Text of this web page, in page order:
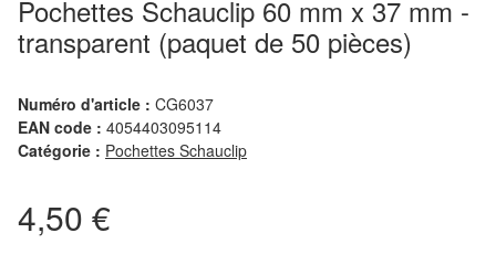
Pochettes Schauclip 60 mm x 37 mm -
transparent (paquet de 50 pièces)
Numéro d'article : CG6037
EAN code : 4054403095114
Catégorie : Pochettes Schauclip
4,50 €